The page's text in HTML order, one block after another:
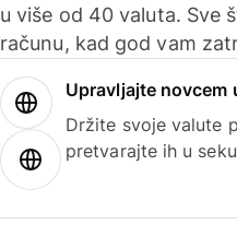
u više od 40 valuta. Sve
računu, kad god vam
Upravljajte novcem
Držite svoje valute
pretvarajte ih u